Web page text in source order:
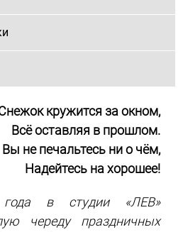
кружится за окном,
Всё оставляя в прошлом.
Вы не печальтесь ни о чём,
Надейтесь на хорошее!
в студии «ЛЕВ»
череду праздничных